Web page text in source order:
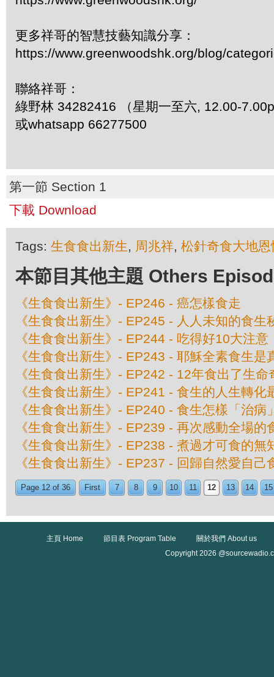
更多祥哥的智慧技藝知識分享：
https://www.greenwoodshk.org/blog/
聯絡祥哥：
綠野林 34282416 （星期一至六, 12.00-
或whatsapp 66277500
第一節 Section 1
下載 Download
Tags: 生食食出新生, 周兆祥, 松針奇食大地恩
本節目其他主題 Others
《生食食出新生》- EP246 - 癌怎樣食走
《生食食出新生》- EP245 - 人人未知的食生
《生食食出新生》- EP244 - 吃得好10大注意
《生食食出新生》- EP243 - 耶穌全素食生是
《生食食出新生》- EP242 - 12年食出了生命
《生食食出新生》- EP241 - 食生的人生轉化
《生食食出新生》- EP240 - 食生怎樣「治病
《生食食出新生》- EP239 - 再次感動全場的
《生食食出新生》- EP238 - 煮過才可食的無
《生食食出新生》- EP237 - 回歸自然愛自己
Page 12 of 36 First 7 8 9 10 11 12 13 14 15
主頁 Home 節目表 Program Table
關於我們 About us
Copyright 2026